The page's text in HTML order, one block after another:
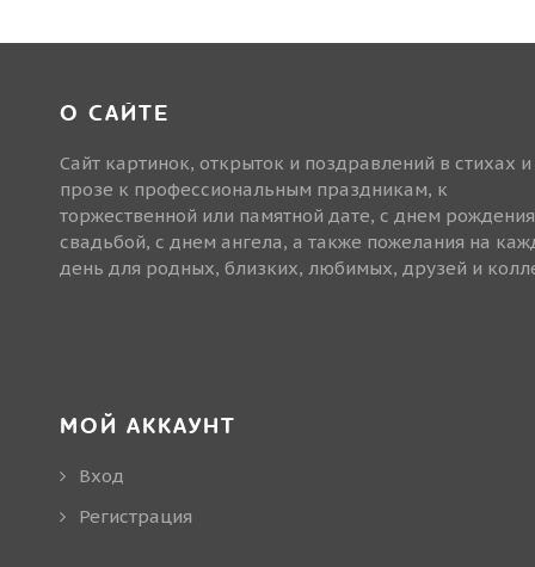
О САЙТЕ
Сайт картинок, открыток и поздравлений в стихах и
прозе к профессиональным праздникам, к
торжественной или памятной дате, с днем
свадьбой, с днем ангела, а также пожелания на
день для родных, близких, любимых, друзей и
МОЙ АККАУНТ
Вход
Регистрация